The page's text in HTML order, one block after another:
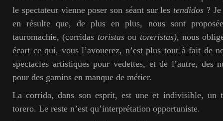
le spectateur vienne poser son séant sur les tendidos ?
en résulte que, de plus en plus, nous sont
tauromachie, (corridas toristasou toreristas), nous
écart ce qui, vous l’avouerez, n’est plus tout à fait de
spectacles artistiques pour vedettes, et de l’autre, des
pour des gamins en manque de métier.
La corrida, dans son esprit, est une et indivisible, un
torero. Le reste n’est qu’interprétation opportuniste.